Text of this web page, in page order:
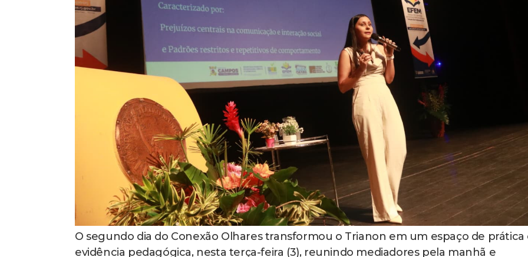
O segundo dia do Conexão Olhares transformou o Trianon em um espaço de prática
evidência pedagógica, nesta terça-feira (3), reunindo mediadores pela manhã e